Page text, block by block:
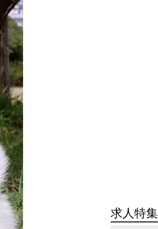
求人特集